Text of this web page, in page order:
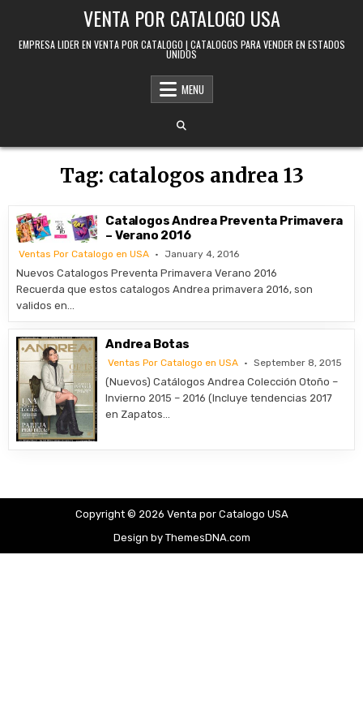
VENTA POR CATALOGO USA
EMPRESA LIDER EN VENTA POR CATALOGO | CATALOGOS PARA VENDER EN ESTADOS
UNIDOS
MENU
Tag: catalogos andrea 13
Catalogos Andrea Preventa Primavera
– Verano 2016
Ventas Por Catalogo en USA January 4, 2016
Nuevos Catalogos Preventa Primavera Verano 2016
Recuerda que estos catalogos Andrea primavera 2016, son
validos en…
Andrea Botas
Ventas Por Catalogo en USA September 8, 2015
(Nuevos) Catálogos Andrea Colección Otoño –
Invierno 2015 – 2016 (Incluye tendencias 2017
en Zapatos…
Copyright © 2026 Venta por Catalogo USA
Design by ThemesDNA.com